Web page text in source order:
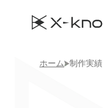
ホーム 制作実績